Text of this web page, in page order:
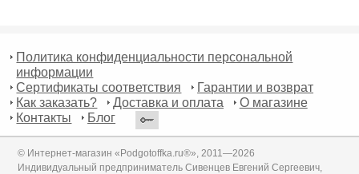
Политика конфиденциальности персональной
информации
Сертификаты соответствия
Гарантии и возврат
Как заказать?
Доставка и оплата
О магазине
Контакты
Блог
© Интернет-магазин «Podgotoffka.ru®», 2011—2026
Индивидуальный предприниматель Сивенцев Евгений Сергеевич,